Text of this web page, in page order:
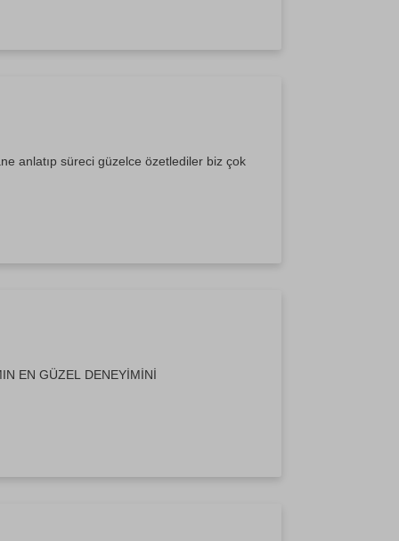
anlatıp süreci güzelce özetlediler biz çok
EN GÜZEL DENEYİMİNİ